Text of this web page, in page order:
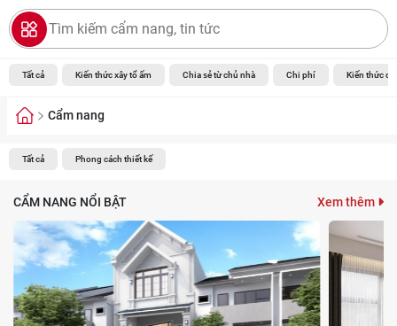
Tất cả Kiến thức xây tổ ấm Chia sẻ từ chủ nhà Chi phí Kiến thức
Cẩm nang
Tất cả Phong cách thiết kế
CẨM NANG NỔI BẬT Xem thêm
NHÀ ĐẸP
TIN TỨC
LIÊN HỆ